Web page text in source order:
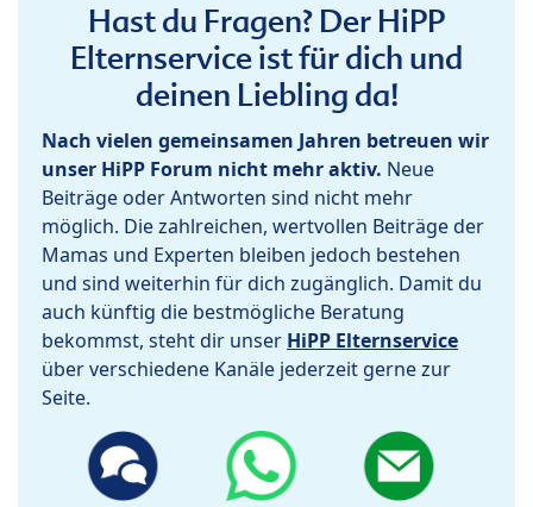
Hast du Fragen? Der HiPP
Elternservice ist für dich und
deinen Liebling da!
Nach vielen gemeinsamen Jahren betreuen wir
unser HiPP Forum nicht mehr aktiv. Neue
Beiträge oder Antworten sind nicht mehr
möglich. Die zahlreichen, wertvollen Beiträge der
Mamas und Experten bleiben jedoch bestehen
und sind weiterhin für dich zugänglich. Damit du
auch künftig die bestmögliche Beratung
bekommst, steht dir unser HiPP Elternservice
über verschiedene Kanäle jederzeit gerne zur
Seite.